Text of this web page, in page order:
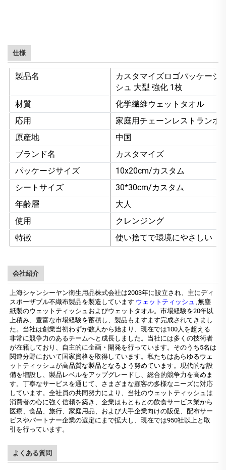
仕様
製品名
カスタマイズロゴパッケージ
シュ 大型 強化 1枚
材質
化学繊維ウェットタオル
応用
家庭用チェーンレストランホ
原産地
中国
ブランド名
カスタマイズ
パッケージサイズ
10x20cm/カスタム
シートサイズ
30*30cm/カスタム
年齢層
大人
使用
クレンジング
特徴
使い捨てで環境にやさしい
会社紹介
上海シャンシーヤン衛生用品株式会社は2003年に設立され、主にディ
スポーザブル不織布製品を製造しています ウェットティッシュ ,無塵
紙製のウェットティッシュおよびウェットタオル。市場経験を20年以
上積み、豊富な市場経験を蓄積し、製品もますます完成されてきまし
た。当社は創業当初わずか数人から始まり、現在では100人を超える
非常に競争力のあるチームへと成長しました。当社には多くの技術者
が在籍しており、自主的に企画・開発を行っています。そのうち5名は
関連分野において国家資格を取得しています。私たちはあらゆるウェ
ットティッシュが高品質な製品となるよう努めています。現代的な設
備を増設し、製品レベルをアップグレードし、総合的競争力を高めま
す。丁寧なサービスを通じて、さまざまな顧客の多様なニーズに対応
しています。全社員の共同努力により、当社のウェットティッシュは
消費者の心に強く信頼を築き、企業はもともとの飲食サービス業から
医療、食品、旅行、家庭用品、および大手企業向けの販促、配布サー
ビスやパートナー企業の選定にまで拡大し、現在では950社以上と取
引を行っています。
よくある質問